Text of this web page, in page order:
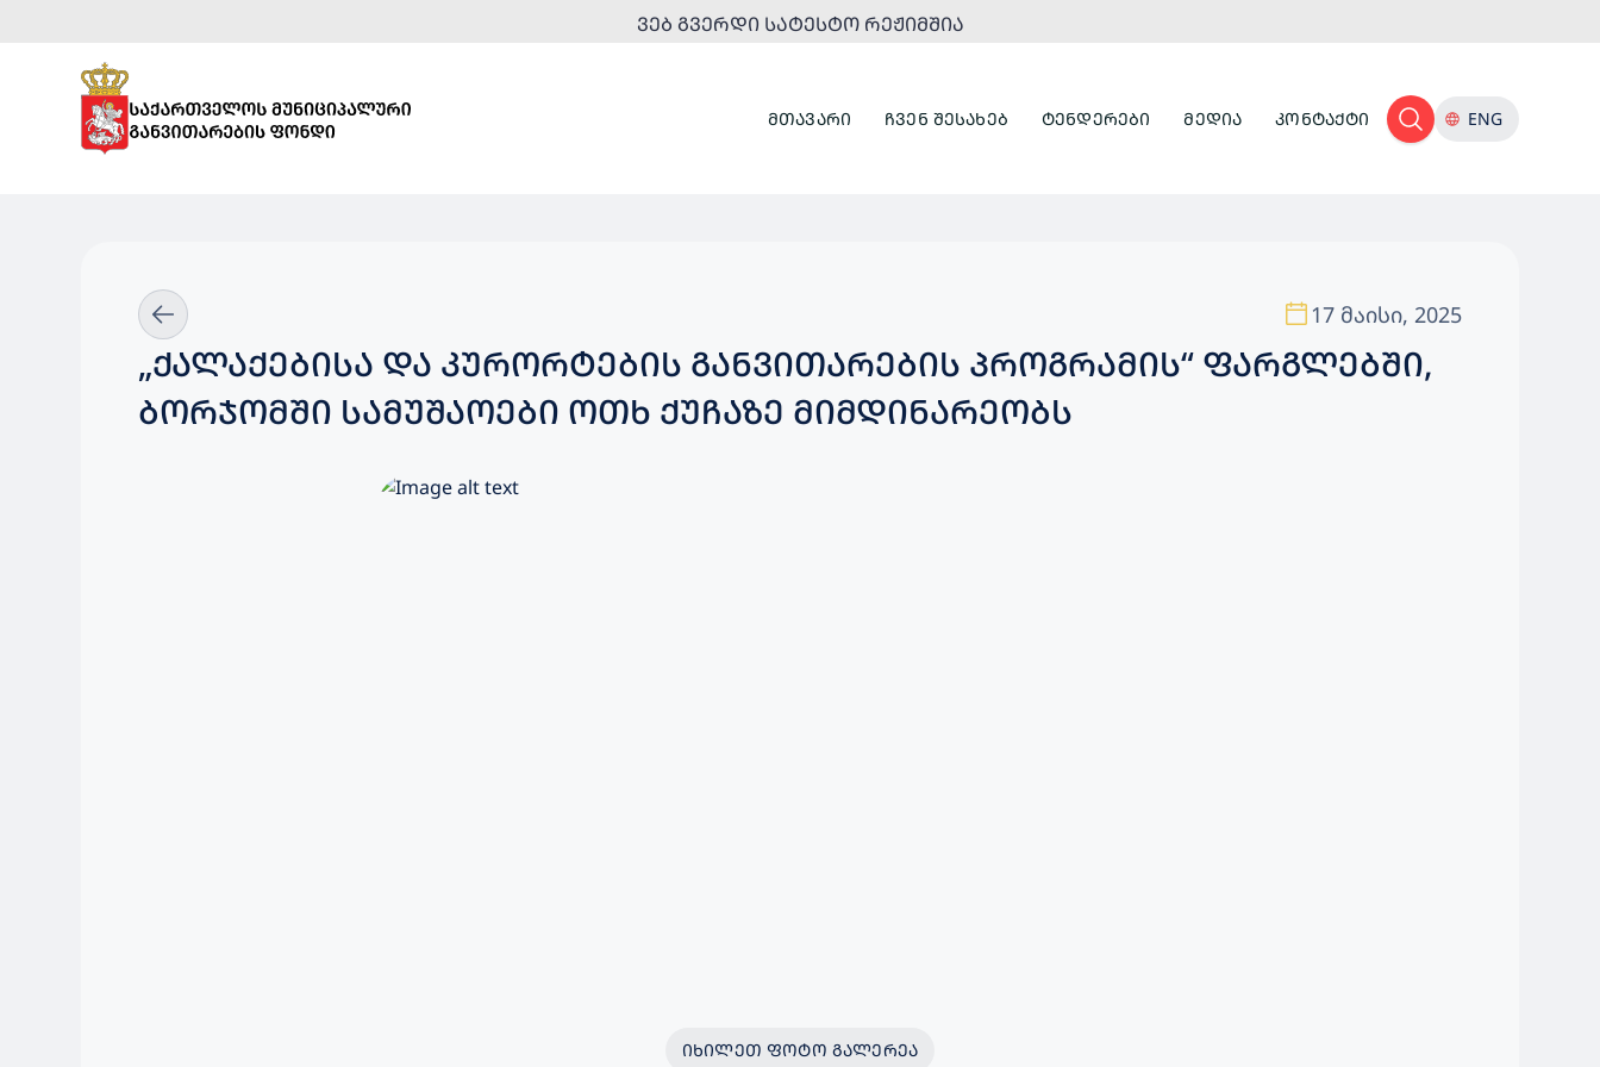
ᲕᲔᲑ ᲒᲕᲔᲠᲓᲘ ᲡᲐᲢᲔᲡᲢᲝ ᲠᲔᲟᲘᲛᲨᲘᲐ
ᲛᲗᲐᲕᲐᲠᲘ ᲩᲕᲔᲜ ᲨᲔᲡᲐᲮᲔᲑ ᲢᲔᲜᲓᲔᲠᲔᲑᲘ ᲛᲔᲓᲘᲐ ᲙᲝᲜᲢᲐᲥᲢᲘ ENG
17 მაისი, 2025
„ᲥᲐᲚᲐᲥᲔᲑᲘᲡᲐ ᲓᲐ ᲙᲣᲠᲝᲠᲢᲔᲑᲘᲡ ᲒᲐᲜᲕᲘᲗᲐᲠᲔᲑᲘᲡ ᲞᲠᲝᲒᲠᲐᲛᲘᲡ“ ᲤᲐᲠᲒᲚᲔᲑᲨᲘ,
ᲑᲝᲠᲯᲝᲛᲨᲘ ᲡᲐᲛᲣᲨᲐᲝᲔᲑᲘ ᲝᲗᲮ ᲥᲣᲩᲐᲖᲔ ᲛᲘᲛᲓᲘᲜᲐᲠᲔᲝᲑᲡ
ᲘᲮᲘᲚᲔᲗ ᲤᲝᲢᲝ ᲒᲐᲚᲔᲠᲔᲐ